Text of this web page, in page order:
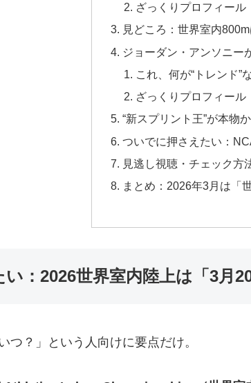
ざっくりプロフィール
見どころ：世界室内
ジョーダン・アンソニー
これ、何が“トレンド”
ざっくりプロフィール
“新スプリント王”が本物
ついでに押さえたい：
見逃し視聴・チェック方
まとめ：2026年3月は「
い：2026世界室内陸上は「3月
つ？」という人向けに要点だけ。